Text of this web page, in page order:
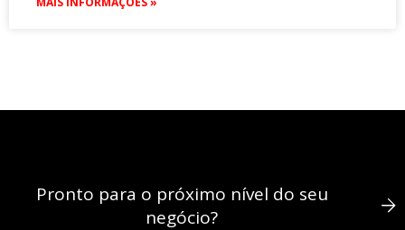
Pronto para o próximo nível do seu
negócio?